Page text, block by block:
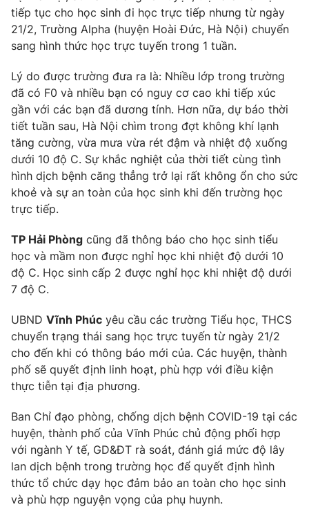
VTV Sức khoẻ Bất động sản
Thị trường 24h Tấm lòng Việt
VTV4 Vươn mình bằng AI
VTV9 VTV8
Liên hệ tòa soạn English
THỜI BÁO VTV
Theo dõi báo trên
Cơ quan chủ quản:
Đài Truyền hình Việt Nam
Giấy phép hoạt động báo in và báo điện tử số 483/GP-BTTTT
cấp ngày 29/12/2023
Tổng Biên tập:Vũ Thanh Thủy
Phó Tổng Biên tập:Nguyễn Thị Mỹ Hạnh, Phạm Quốc Thắng,
Nguyễn Trọng Ninh
Tổng đài VTV:024.38 355 931 - 024.38 355 932
tiếp tục cho học sinh đi học trực tiếp nhưng từ ngày
21/2, Trường Alpha (huyện Hoài Đức, Hà Nội) chuyển
sang hình thức học trực tuyến trong 1 tuần.
Lý do được trường đưa ra là: Nhiều lớp trong trường
đã có F0 và nhiều bạn có nguy cơ cao khi tiếp xúc
gần với các bạn đã dương tính. Hơn nữa, dự báo thời
tiết tuần sau, Hà Nội chìm trong đợt không khí lạnh
tăng cường, vừa mưa vừa rét đậm và nhiệt độ xuống
dưới 10 độ C. Sự khắc nghiệt của thời tiết cùng tình
hình dịch bệnh căng thẳng trở lại rất không ổn cho sức
khoẻ và sự an toàn của học sinh khi đến trường học
trực tiếp.
TP Hải Phòng cũng đã thông báo cho học sinh tiểu
học và mầm non được nghỉ học khi nhiệt độ dưới 10
độ C. Học sinh cấp 2 được nghỉ học khi nhiệt độ dưới
7 độ C.
UBND Vĩnh Phúc yêu cầu các trường Tiểu học, THCS
chuyển trạng thái sang học trực tuyến từ ngày 21/2
cho đến khi có thông báo mới của. Các huyện, thành
phố sẽ quyết định linh hoạt, phù hợp với điều kiện
thực tiễn tại địa phương.
Ban Chỉ đạo phòng, chống dịch bệnh COVID-19 tại các
huyện, thành phố của Vĩnh Phúc chủ động phối hợp
với ngành Y tế, GD&ĐT rà soát, đánh giá mức độ lây
lan dịch bệnh trong trường học để quyết định hình
thức tổ chức dạy học đảm bảo an toàn cho học sinh
và phù hợp nguyện vọng của phụ huynh.